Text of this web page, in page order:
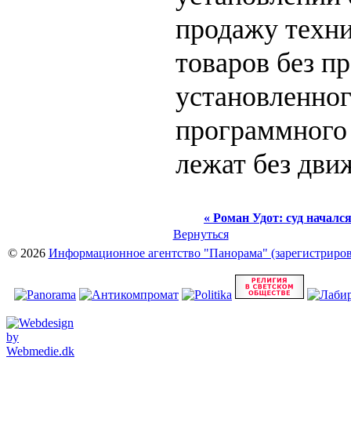
продажу
товаров без
лежат без
« Роман Удот: суд начался
Вернуться
© 2026 Информационное агентство "Панорама"